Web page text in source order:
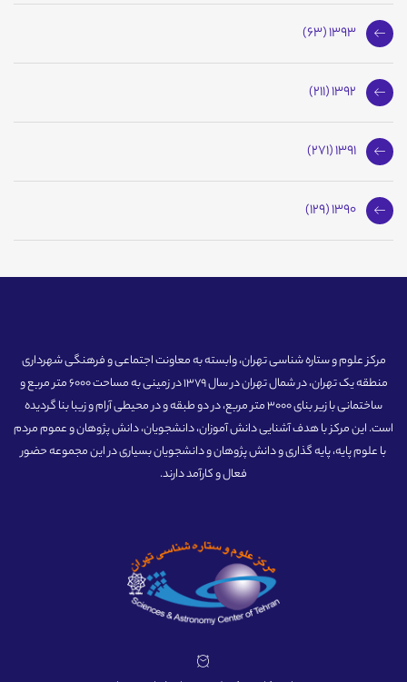
1393 (63)
1392 (211)
1391 (271)
1390 (129)
مرکز علوم و ستاره شناسی تهران، وابسته به معاونت اجتماعی و فرهنگی شهرداری
منطقه یک تهران، در شمال تهران در سال 1379 در زمینی به مساحت 6000 متر مربع و
ساختمانی با زیر بنای 3000 متر مربع، در دو طبقه و در محیطی آرام و زیبا بنا گردیده
است. این مرکز با هدف آشنایی دانش آموزان، دانشجویان، دانش پژوهان و عموم مردم
با علوم پایه، پایه گذاری و دانش پژوهان و دانشجویان بسیاری در این مجموعه حضور
فعال و کارآمد دارند.